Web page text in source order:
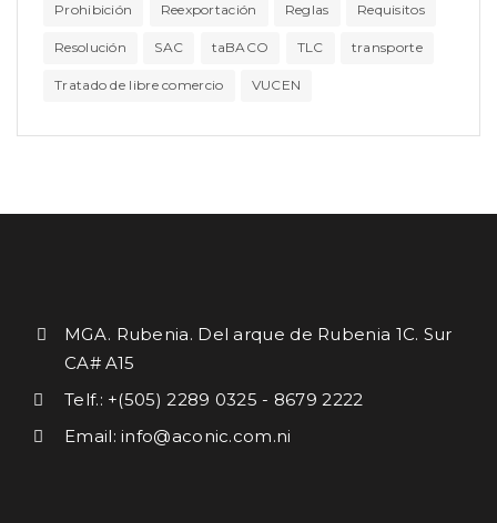
Prohibición Reexportación Reglas Requisitos
Resolución SAC taBACO TLC transporte
Tratado de libre comercio VUCEN
MGA. Rubenia. Del arque de Rubenia 1C. Sur
CA# A15
Telf.: +(505) 2289 0325 - 8679 2222
Email: info@aconic.com.ni